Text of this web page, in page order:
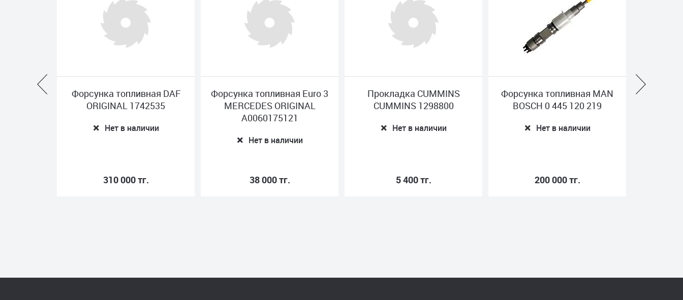
Форсунка топливная DAF
ORIGINAL 1742535
Нет в наличии
310 000 тг.
Форсунка топливная Euro 3
MERCEDES ORIGINAL
A0060175121
Нет в наличии
38 000 тг.
Прокладка CUMMINS
CUMMINS 1298800
Нет в наличии
5 400 тг.
Форсунка топливная MAN
BOSCH 0 445 120 219
Нет в наличии
200 000 тг.